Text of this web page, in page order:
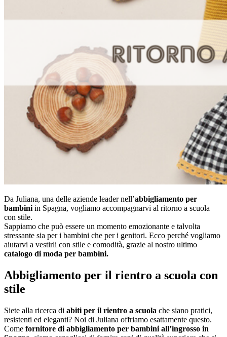
Da Juliana, una delle aziende leader nell’abbigliamento per
bambini in Spagna, vogliamo accompagnarvi al ritorno a scuola
con stile.
Sappiamo che può essere un momento emozionante e talvolta
stressante sia per i bambini che per i genitori. Ecco perché vogliamo
aiutarvi a vestirli con stile e comodità, grazie al nostro ultimo
catalogo di moda per bambini.
Abbigliamento per il rientro a scuola con
stile
Siete alla ricerca di abiti per il rientro a scuola che siano pratici,
resistenti ed eleganti? Noi di Juliana offriamo esattamente questo.
Come fornitore di abbigliamento per bambini all’ingrosso in